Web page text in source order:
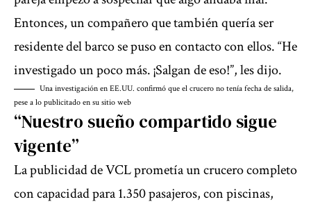
Entonces, un compañero que también quería ser
residente del barco se puso en contacto con ellos. “He
investigado un poco más. ¡Salgan de eso!”, les dijo.
Una investigación en EE.UU. confirmó que el crucero no tenía fecha de salida,
pese a lo publicitado en su sitio web
“Nuestro sueño compartido sigue
vigente”
La publicidad de VCL prometía un crucero completo
con capacidad para 1.350 pasajeros, con piscinas,